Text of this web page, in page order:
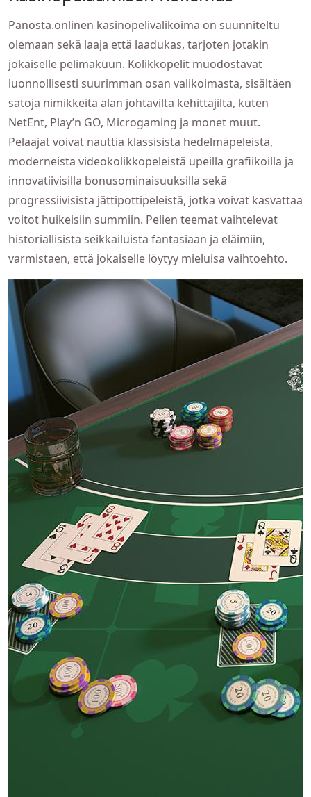
Panosta.onlinen kasinopelivalikoima on suunniteltu
olemaan sekä laaja että laadukas, tarjoten jotakin
jokaiselle pelimakuun. Kolikkopelit muodostavat
luonnollisesti suurimman osan valikoimasta, sisältäen
satoja nimikkeitä alan johtavilta kehittäjiltä, kuten
NetEnt, Play’n GO, Microgaming ja monet muut.
Pelaajat voivat nauttia klassisista hedelmäpeleistä,
moderneista videokolikkopeleistä upeilla grafiikoilla ja
innovatiivisilla bonusominaisuuksilla sekä
progressiivisista jättipottipeleistä, jotka voivat kasvattaa
voitot huikeisiin summiin. Pelien teemat vaihtelevat
historiallisista seikkailuista fantasiaan ja eläimiin,
varmistaen, että jokaiselle löytyy mieluisa vaihtoehto.